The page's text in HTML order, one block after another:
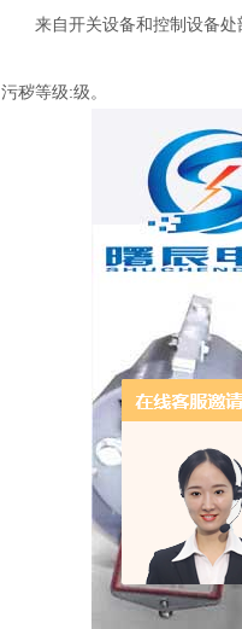
来自开关设备和控制设备处
污秽等级:级。